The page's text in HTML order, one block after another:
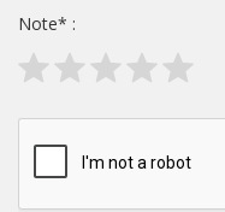
Note* :